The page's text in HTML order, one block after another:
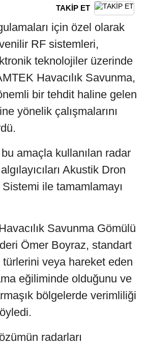
TAKİP ET
için özel olarak
RF sistemleri,
teknolojiler üzerinde
Havacılık Savunma,
bir tehdit haline gelen
yönelik çalışmalarını
amaçla kullanılan radar
Akustik Dron
ile tamamlamayı
Savunma Gömülü
Ömer Boyraz, standart
türlerini veya hareket eden
eğiliminde olduğunu ve
bölgelerde verimliliği
radarları